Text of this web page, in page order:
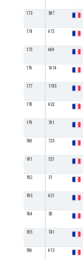
173 587
174 672
175 669
176 1614
177 1745
178 632
179 701
180 723
181 521
182 31
183 621
184 30
185 741
186 613